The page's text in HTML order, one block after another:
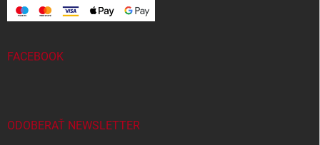
FACEBOOK
ODOBERAŤ NEWSLETTER